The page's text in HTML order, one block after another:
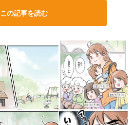
この記事を読む